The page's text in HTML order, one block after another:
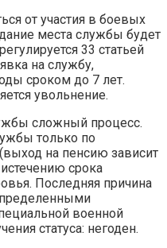
от участия в боевых
места службы будет
33 статьей
на службу,
сроком до 7 лет.
увольнение.
сложный процесс.
только по
на пенсию зависит
срока
Последняя причина
военной
статуса: негоден.